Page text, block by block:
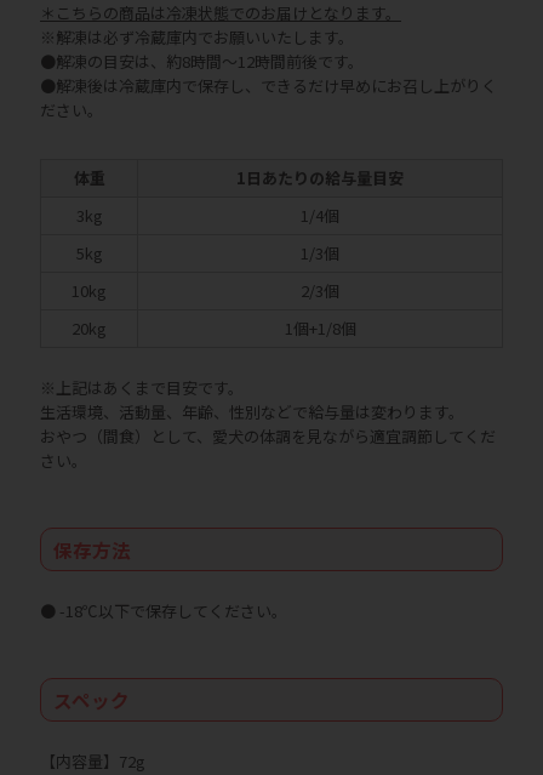
＊こちらの商品は冷凍状態でのお届けとなります。
※解凍は必ず冷蔵庫内でお願いいたします。
●解凍の目安は、約8時間～12時間前後です。
●解凍後は冷蔵庫内で保存し、できるだけ早めにお召し上がりく
ださい。
体重
1日あたりの給与量目安
3kg
1/4個
5kg
1/3個
10kg
2/3個
20kg
1個+1/8個
※上記はあくまで目安です。
生活環境、活動量、年齢、性別などで給与量は変わります。
おやつ（間食）として、愛犬の体調を見ながら適宜調節してくだ
さい。
保存方法
● -18℃以下で保存してください。
スペック
【内容量】72g